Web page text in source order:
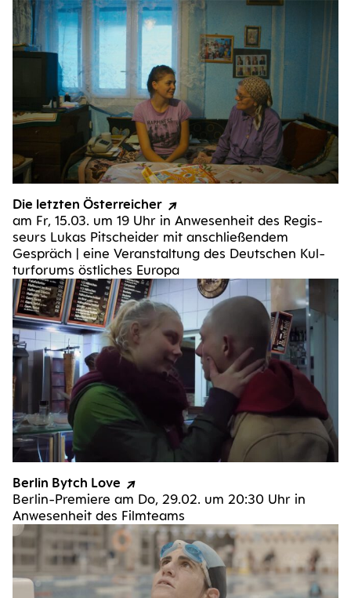
Die letz­ten Österreicher
am Fr, 15.03. um 19 Uhr in Anwe­sen­heit des Regis­
seurs Lukas Pitschei­der mit anschlie­ßen­dem
Gespräch | eine Ver­an­stal­tung des Deut­schen Kul­
tur­fo­rums öst­li­ches Europa
Ber­lin Bytch Love
Ber­­lin-Pre­­mie­­re am Do, 29.02. um 20:30 Uhr in
Anwe­sen­heit des Filmteams